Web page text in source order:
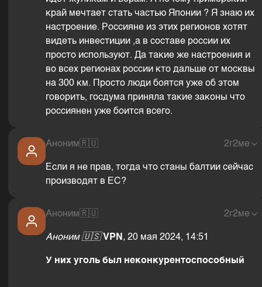
край мечтает стать частью Японии ? Я знаю их
настроение. Россияне из этих регионов хотят
видеть инвестиции ,а в составе россии их
просто используют. Да такие же настроения и
во всех регионах россии кто дальше от москвы
на 300 км. Просто люди боятся уже об этом
говорить, госдума приняла такие законы что
россиянен уже боится всего.
Аноним🇷🇺 2г2ме
Если я не прав, тогда что станы балтии сейчас
производят в ЕС?
Аноним🇷🇺 2г2ме
Аноним 🇺🇸 VPN , 20 мая 2024, 14:51
У них уголь был неконкурентоспособный